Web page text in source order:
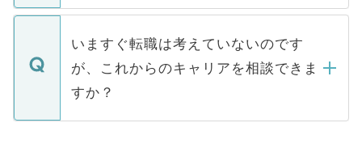
関を公にしてしまうと、応募が殺到する場
に、医療機関が求める条件に合った人材の
みを人材紹介会社に依頼するケースが増え
ています。
定を承諾する必要はありません。内定先へ
の辞退の連絡はキャリアパートナーが行い
個人情報が漏えいすることはありませんの
で、ご安心ください。当サイトからの登録
などで収集したご登録者様の個人情報は、
ご本人のキャリアアップおよび転職活動の
支援を目的に使用いたします。お預かりし
ているすべての個人データはご本人の許可
いますぐ転職は考えていないのです
が、これからのキャリアを相談できま
すか？